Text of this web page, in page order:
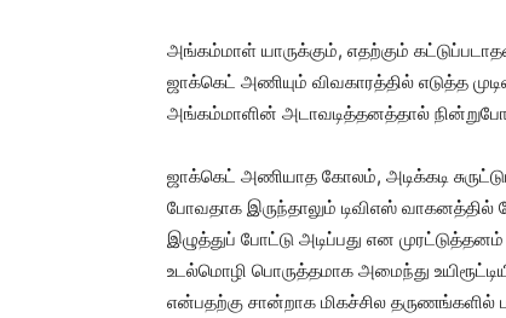
அங்கம்மாள் யாருக்கும், எதற்கும்
ஜாக்கெட் அணியும் விவகாரத்தில் எடுத்த
அங்கம்மாளின் அடாவடித்தனத்தால்
ஜாக்கெட் அணியாத கோலம், அடிக்கடி
போவதாக இருந்தாலும் டிவிஎஸ் வாகனத்தில்
இழுத்துப் போட்டு அடிப்பது என
உடல்மொழி பொருத்தமாக அமைந்து
என்பதற்கு சான்றாக மிகச்சில தருணங்களில்